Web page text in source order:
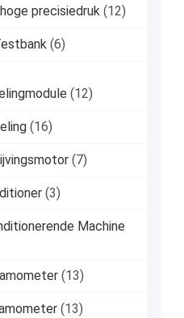
precisiedruk (12)
(6)
(12)
(16)
(7)
(3)
Machine
(13)
(13)